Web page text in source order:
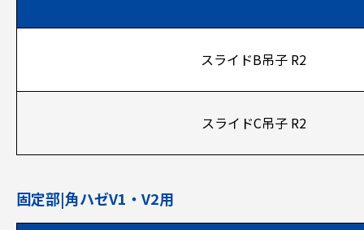
スライドB吊子 R2
スライドC吊子 R2
固定部|角ハゼV1・V2用